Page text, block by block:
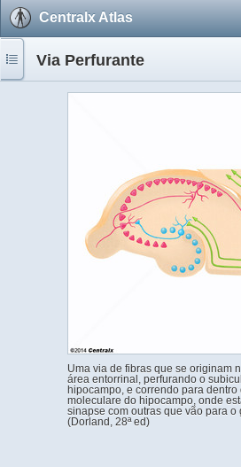
Centralx Atlas
Via Perfurante
Uma via de fibras que se originam
área entorrinal, perfurando o
hipocampo, e correndo para dentro
moleculare do hipocampo, onde
sinapse com outras que vão para o
(Dorland, 28ª ed)